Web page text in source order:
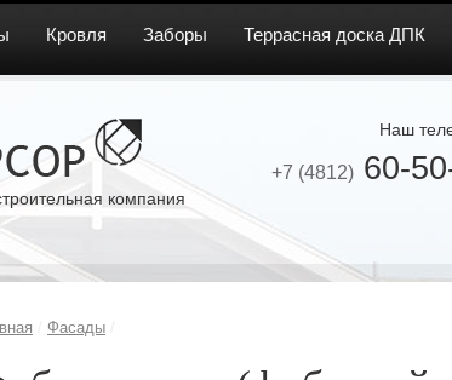
Кровля Заборы Террасная доска ДПК
компания
Наш
+7 (4812) 60-
Фасады